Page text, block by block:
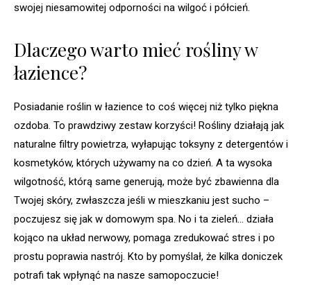
swojej niesamowitej odporności na wilgoć i półcień.
Dlaczego warto mieć rośliny w
łazience?
Posiadanie roślin w łazience to coś więcej niż tylko piękna
ozdoba. To prawdziwy zestaw korzyści! Rośliny działają jak
naturalne filtry powietrza, wyłapując toksyny z detergentów i
kosmetyków, których używamy na co dzień. A ta wysoka
wilgotność, którą same generują, może być zbawienna dla
Twojej skóry, zwłaszcza jeśli w mieszkaniu jest sucho –
poczujesz się jak w domowym spa. No i ta zieleń… działa
kojąco na układ nerwowy, pomaga zredukować stres i po
prostu poprawia nastrój. Kto by pomyślał, że kilka doniczek
potrafi tak wpłynąć na nasze samopoczucie!